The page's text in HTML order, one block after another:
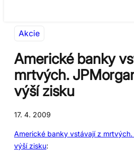
Akcie
Americké banky
mrtvých.
výší zisku
17. 4. 2009
Americké banky vstávají z
výší zisku: